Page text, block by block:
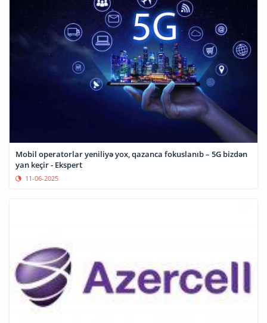
Mobil operatorlar yeniliyə yox, qazanca fokuslanıb – 5G bizdən
yan keçir - Ekspert
11-06-2025